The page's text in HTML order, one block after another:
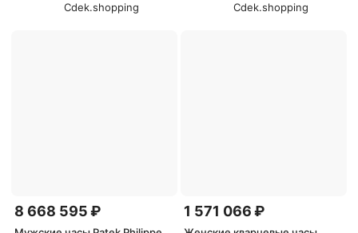
Cdek.shopping
Cdek.shopping
8 668 595 ₽ 1 571 066 ₽